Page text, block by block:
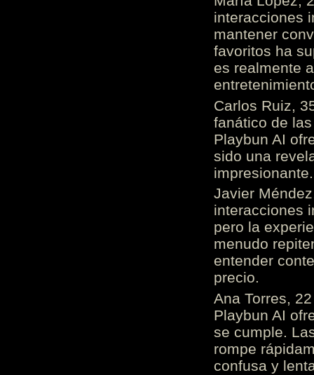
interacciones
mantener
favoritos ha
es realmente
Carlos Ruiz,
fanático de
Playbun AI
sido una
Javier
interacciones
pero la
menudo
entender
precio.
Ana Torres,
Playbun AI
se cumple.
rompe
confusa y